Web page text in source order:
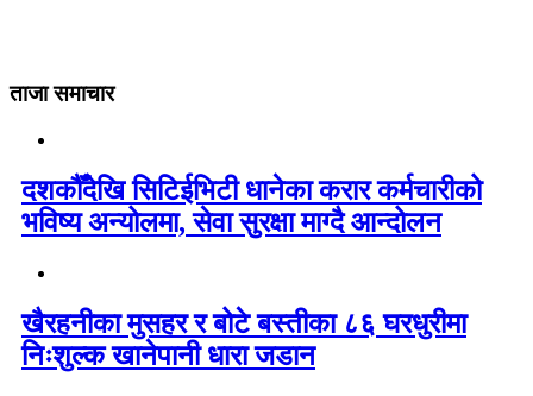
ताजा समाचार
दशकौँदेखि सिटिईभिटी धानेका करार कर्मचारीको
भविष्य अन्योलमा, सेवा सुरक्षा माग्दै आन्दोलन
खैरहनीका मुसहर र बोटे बस्तीका ८६ घरधुरीमा
निःशुल्क खानेपानी धारा जडान